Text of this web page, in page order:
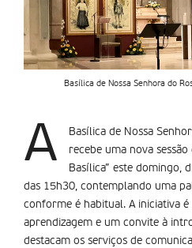
Basílica de Nossa Senhora do
A
Basílica de Nossa
recebe uma nova
Basílica” este domingo,
das 15h30, contemplando uma
conforme é habitual. A iniciativa
aprendizagem e um convite à
destacam os serviços de